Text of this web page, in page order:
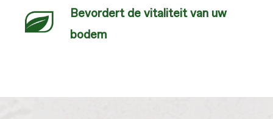
Bevordert de vitaliteit van uw
bodem